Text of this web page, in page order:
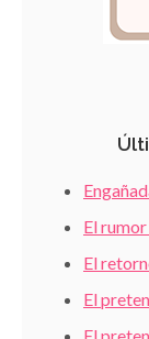
El
El
El